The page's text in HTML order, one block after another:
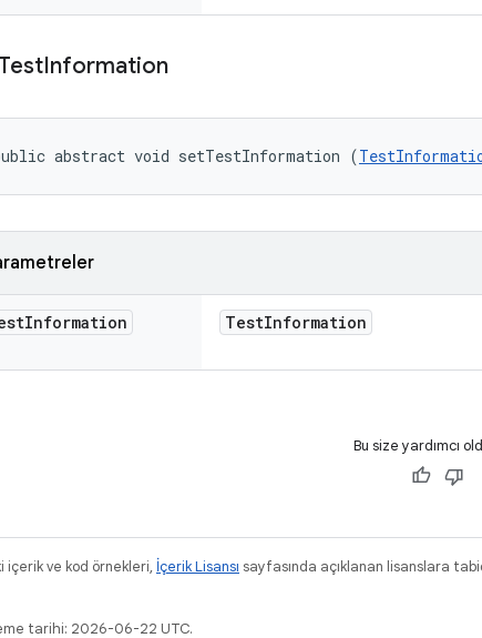
TestInformation
abstract void setTestInformation (
Information TestInformation
Bu size yardımcı
içerik ve kod örnekleri, İçerik Lisansı sayfasında açıklanan lisanslara
tarihi: 2026-06-22 UTC.